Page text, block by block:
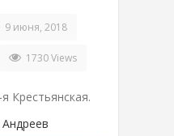
9 июня, 2018
1730 Views
Крестьянская.